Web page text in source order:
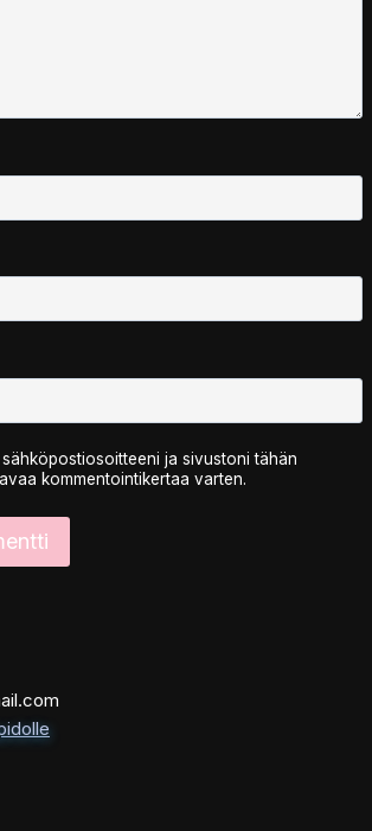
sähköpostiosoitteeni ja sivustoni tähän
kommentointikertaa varten.